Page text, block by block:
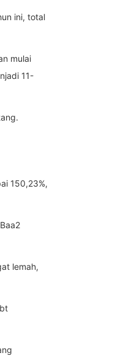
ini, total
mulai
11-
150,23%,
lemah,